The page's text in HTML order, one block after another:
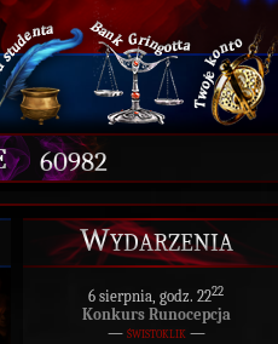
60982
Wydarzenia
6 sierpnia, godz. 2222
Konkurs Runocepcja
— świstoklik—